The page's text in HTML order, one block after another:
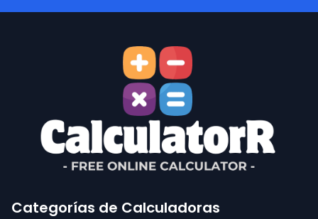
Categorías de Calculadoras